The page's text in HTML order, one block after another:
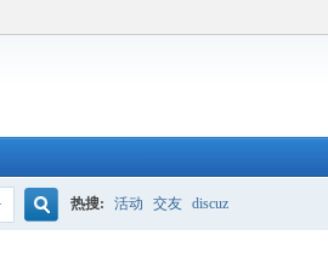
热搜: 活动 交友 discuz